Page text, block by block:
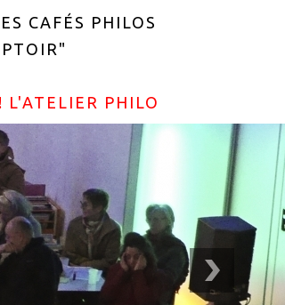
CAFÉS PHILOS
L'ATELIER PHILO